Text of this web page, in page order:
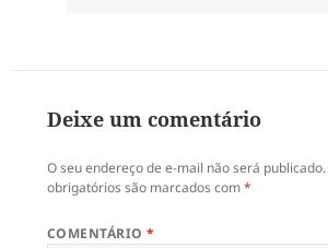
Deixe um comentário
O seu endereço de e-mail não será publicado.
obrigatórios são marcados com*
COMENTÁRIO*